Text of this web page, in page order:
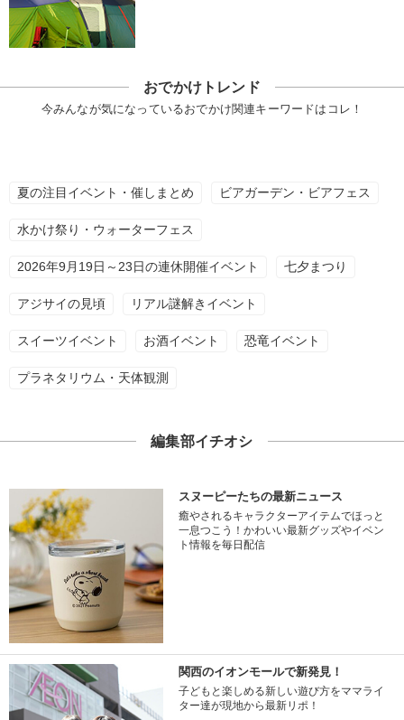
おでかけトレンド
今みんなが気になっているおでかけ関連キーワードはコレ！
夏の注目イベント・催しまとめ ビアガーデン・ビアフェス
水かけ祭り・ウォーターフェス
2026年9月19日～23日の連休開催イベント 七夕まつり
アジサイの見頃 リアル謎解きイベント
スイーツイベント お酒イベント 恐竜イベント
プラネタリウム・天体観測
編集部イチオシ
スヌーピーたちの最新ニュース
癒やされるキャラクターアイテムでほっと
一息つこう！かわいい最新グッズやイベン
ト情報を毎日配信
関西のイオンモールで新発見！
子どもと楽しめる新しい遊び方をママライ
ター達が現地から最新リポ！